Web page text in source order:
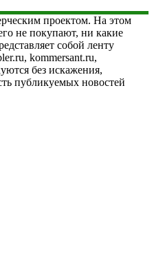
проектом. На этом
не покупают, ни какие
собой ленту
kommersant.ru,
без искажения,
публикуемых новостей